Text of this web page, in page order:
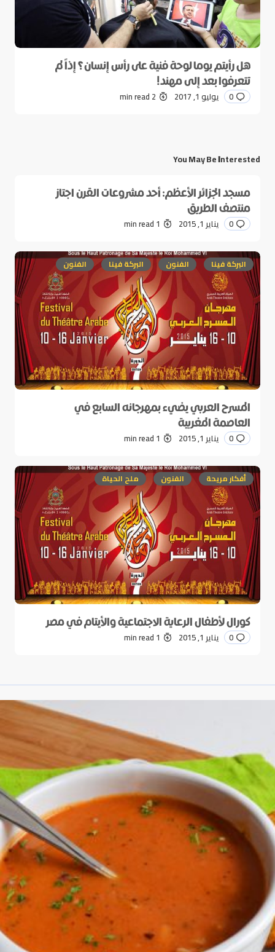
هل رأيتم يوما لوحة فنية على رأس إنسان؟ إذاً لم
تتعرفوا بعد إلى مهند!
0 يوليو 1, 2017 2 min read
You May Be Interested
مسجد الجزائر الأعظم: أحد مشروعات القرن اجتاز
منتصف الطريق
0 يناير 1, 2015 1 min read
البركة فينا الفنون البركة فينا الفنون
المسرح العربي يضيء بمهرجانه السابع في
العاصمة المغربية
0 يناير 1, 2015 1 min read
أفكار مريحة الفنون ملح الحياة
كورال لأطفال الرعاية الاجتماعية والأيتام في مصر
0 يناير 1, 2015 1 min read